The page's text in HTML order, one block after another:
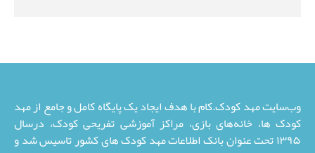
وب‌سایت مهد کودک.کام با هدف ایجاد یک پایگاه کامل و جامع از مهد
کودک ها، خانه‌های بازی، مراکز آموزشی تفریحی کودک، درسال
۱۳۹۵ تحت عنوان بانک اطلاعات مهد کودک های کشور تاسیس شد و